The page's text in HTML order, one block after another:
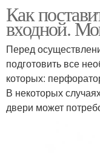
Как
входной.
Перед
подготовить все
которых:
В некоторых
двери может